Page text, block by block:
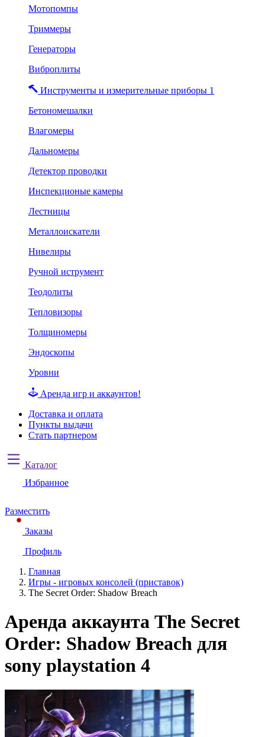
Мотопомпы
Триммеры
Генераторы
Виброплиты
Инструменты и измерительные приборы 1
Бетономешалки
Влагомеры
Дальномеры
Детектор проводки
Инспекционые камеры
Лестницы
Металлоискатели
Нивелиры
Ручной иструмент
Теодолиты
Тепловизоры
Толщиномеры
Эндоскопы
Уровни
Аренда игр и аккаунтов!
Доставка и оплата
Пункты выдачи
Стать партнером
Каталог
Избранное
Разместить
Заказы
Профиль
Главная
Игры - игровых консолей (приставок)
The Secret Order: Shadow Breach
Аренда аккаунта The Secret
Order: Shadow Breach для
sony playstation 4